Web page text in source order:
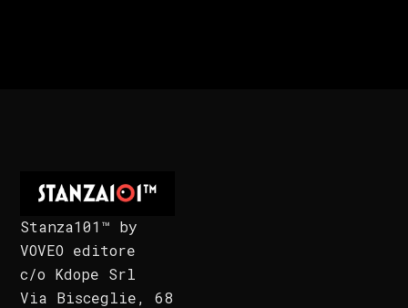
Stanza101™ by
VOVEO editore
c/o Kdope Srl
Via Bisceglie, 68